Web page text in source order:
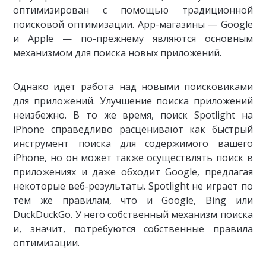
оптимизирован с помощью традиционной
поисковой оптимизации. App-магазины — Google
и Apple — по-прежнему являются основным
механизмом для поиска новых приложений.
Однако идет работа над новыми поисковиками
для приложений. Улучшение поиска приложений
неизбежно. В то же время, поиск Spotlight на
iPhone справедливо расценивают как быстрый
инструмент поиска для содержимого вашего
iPhone, но он может также осуществлять поиск в
приложениях и даже обходит Google, предлагая
некоторые веб-результаты. Spotlight не играет по
тем же правилам, что и Google, Bing или
DuckDuckGo. У него собственный механизм поиска
и, значит, потребуются собственные правила
оптимизации.